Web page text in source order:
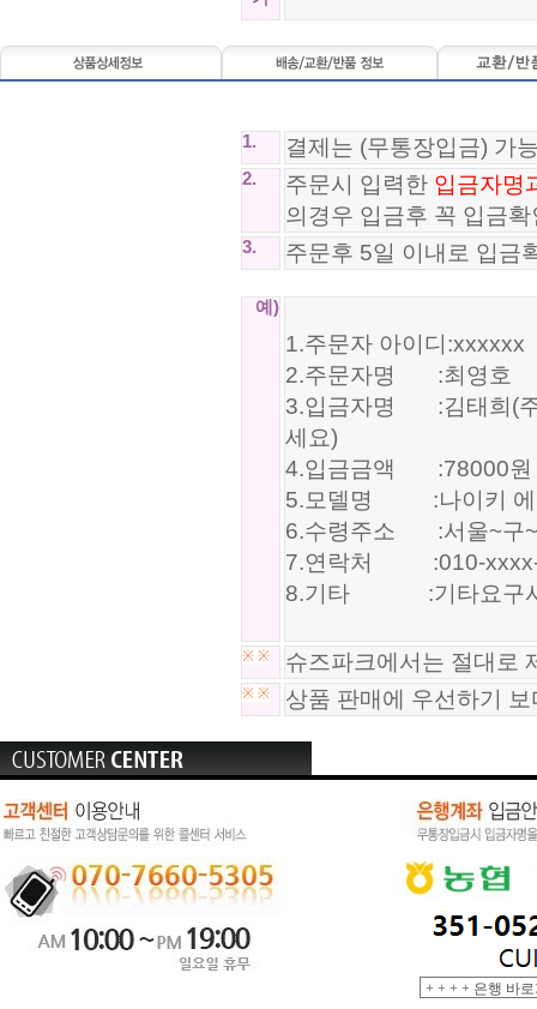
1. 결제는 (무통장입금) 가
2. 주문시 입력한 입금자명
의경우 입금후 꼭 입금
3. 주문후 5일 이내로 입금
예)
1.주문자 아이디:xxxxxx
2.주문자명 :최영호
3.입금자명 :김태희(주
세요)
4.입금금액 :78000원
5.모델명 :나이키 에
6.수령주소 :서울~구~
7.연락처 :010-
8.기타 :기타요구사
※ ※ 슈즈파크에서는 절대로
※ ※ 상품 판매에 우선하기